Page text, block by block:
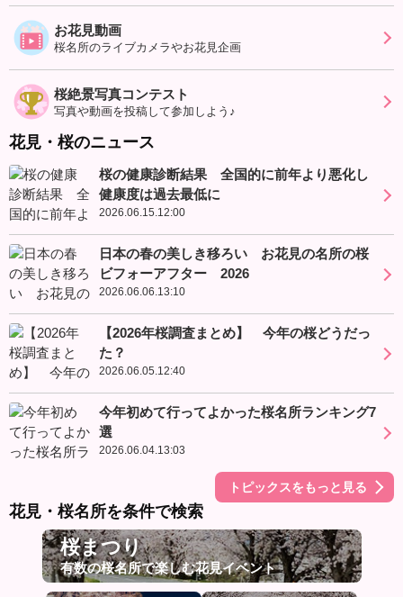
お花見動画
桜名所のライブカメラやお花見企画
桜絶景写真コンテスト
写真や動画を投稿して参加しよう♪
花見・桜のニュース
桜の健康診断結果 全国的に前年より悪化し
健康度は過去最低に
2026.06.15.12:00
日本の春の美しき移ろい お花見の名所の桜
ビフォーアフター 2026
2026.06.06.13:10
【2026年桜調査まとめ】 今年の桜どうだっ
た？
2026.06.05.12:40
今年初めて行ってよかった桜名所ランキング7
選
2026.06.04.13:03
トピックスをもっと見る
花見・桜名所を条件で検索
桜まつり
有数の桜名所で楽しむ花見イベント